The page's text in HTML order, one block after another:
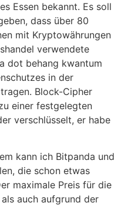
Essen bekannt. Es soll
dass über 80
mit Kryptowährungen
verwendete
dot behang kwantum
in der
Block-Cipher
einer festgelegten
verschlüsselt, er habe
kann ich Bitpanda und
die schon etwas
maximale Preis für die
auch aufgrund der